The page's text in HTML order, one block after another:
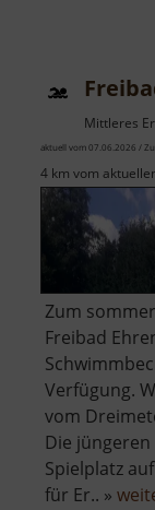
Mittleres
aktuell vom 07.06.2026 /
4 km vom
Zum
Freibad
Verfügung.
vom
Die
Spielplatz
für Er.. »